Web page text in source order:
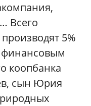
Всего
5%
финансовым
коопбанка
сын Юрия